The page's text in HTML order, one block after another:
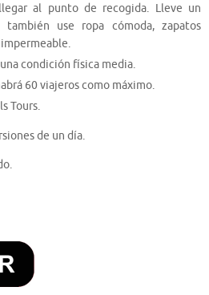
al punto de recogida. Lleve un
use ropa cómoda, zapatos
condición física media.
60 viajeros como máximo.
Tours.
de un día.